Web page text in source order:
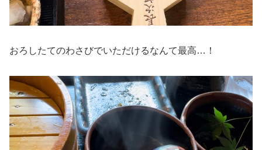
おろしたてのわさびでいただけるなんて最高…！